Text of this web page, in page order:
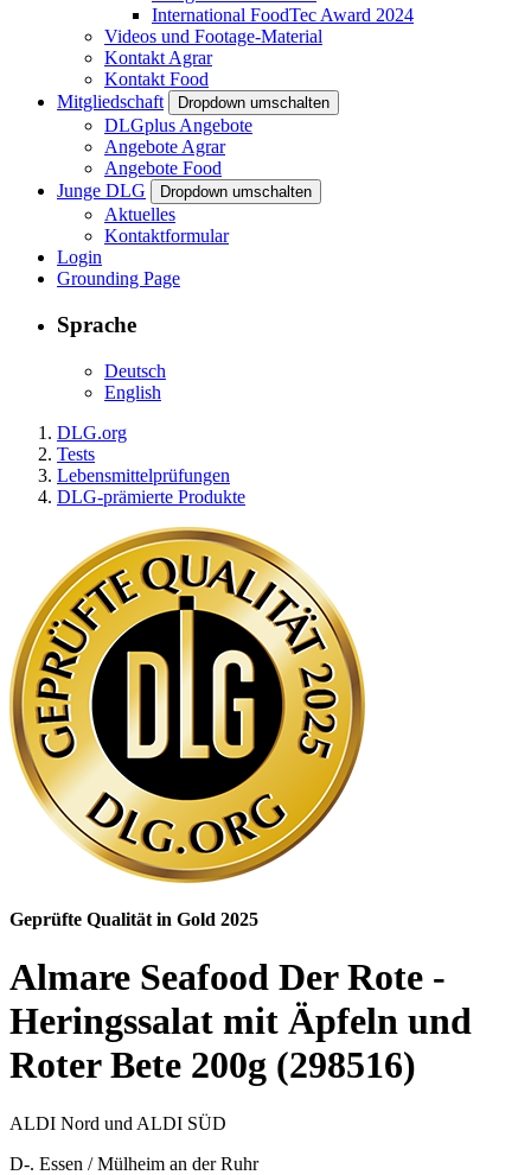
International FoodTec Award 2024
Videos und Footage-Material
Kontakt Agrar
Kontakt Food
Mitgliedschaft
Dropdown umschalten
DLGplus Angebote
Angebote Agrar
Angebote Food
Junge DLG
Dropdown umschalten
Aktuelles
Kontaktformular
Login
Grounding Page
Sprache
Deutsch
English
DLG.org
Tests
Lebensmittelprüfungen
DLG-prämierte Produkte
Geprüfte Qualität in Gold 2025
Almare Seafood Der Rote -
Heringssalat mit Äpfeln und
Roter Bete 200g (298516)
ALDI Nord und ALDI SÜD
D-. Essen / Mülheim an der Ruhr